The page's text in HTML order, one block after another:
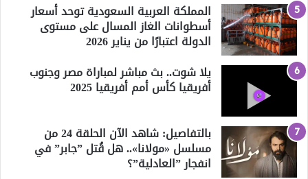
المملكة العربية السعودية توحد أسعار
أسطوانات الغاز المسال على مستوى
الدولة اعتبارًا من يناير 2026
يلا شوت.. بث مباشر لمباراة مصر وجنوب
أفريقيا كأس أمم أفريقيا 2025
بالتفاصيل: شاهد الآن الحلقة 24 من
مسلسل «مولانا».. هل قُتل ”جابر” في
انفجار ”العادلية”؟